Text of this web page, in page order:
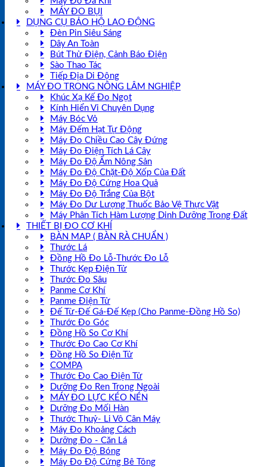
MÁY ĐO BỤI
DỤNG CỤ BẢO HỘ LAO ĐỘNG
Đèn Pin Siêu Sáng
Dây An Toàn
Bút Thử Điện, Cảnh Báo Điện
Sào Thao Tác
Tiếp Địa Di Động
MÁY ĐO TRONG NÔNG LÂM NGHIỆP
Khúc Xạ Kế Đo Ngọt
Kính Hiển Vi Chuyên Dụng
Máy Bóc Vỏ
Máy Đếm Hạt Tự Động
Máy Đo Chiều Cao Cây Đứng
Máy Đo Điện Tích Lá Cây
Máy Đo Độ Ẩm Nông Sản
Máy Đo Độ Chặt-Độ Xốp Của Đất
Máy Đo Độ Cứng Hoa Quả
Máy Đo Độ Trắng Của Bột
Máy Đo Dư Lượng Thuốc Bảo Vệ Thực Vật
Máy Phân Tích Hàm Lượng Dinh Dưỡng Trong Đất
THIẾT BỊ ĐO CƠ KHÍ
BÀN MAP ( BÀN RÀ CHUẨN )
Thước Lá
Đồng Hồ Đo Lỗ-Thước Đo Lỗ
Thước Kẹp Điện Tử
Thước Đo Sâu
Panme Cơ Khí
Panme Điện Tử
Đế Từ-Đế Gá-Đế Kẹp (Cho Panme-Đồng Hồ So)
Thước Đo Góc
Đồng Hồ So Cơ Khí
Thước Đo Cao Cơ Khí
Đồng Hồ So Điện Tử
COMPA
Thước Đo Cao Điện Tử
Dưỡng Đo Ren Trong Ngoài
MÁY ĐO LỰC KÉO NÉN
Dưỡng Đo Mối Hàn
Thước Thuỷ- Li Vô Cân Máy
Máy Đo Khoảng Cách
Dưỡng Đo - Căn Lá
Máy Đo Độ Bóng
Máy Đo Độ Cứng Bê Tông